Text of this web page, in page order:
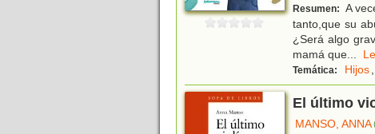
Resumen: A
tanto,que su
¿Será algo
mamá que...
Temática: Hijos,
El último
MANSO, ANNA